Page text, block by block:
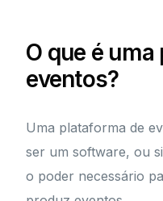
O que é
eventos?
Uma plataforma de
ser um software, ou
o poder necessário